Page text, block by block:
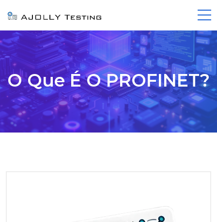
O Que É O PROFINET?